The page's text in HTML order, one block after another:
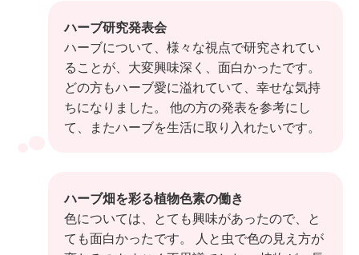
ハーブ研究発表会
ハーブについて、様々な視点で研究されてい
ることが、大変興味深く、面白かったです。
どの方もハーブ愛に溢れていて、幸せな気持
ちになりました。 他の方の発表を参考にし
て、またハーブを生活に取り入れたいです。
ハーブ畑を彩る植物色素の働き
色については、とても興味があったので、と
ても面白かったです。 人と虫で色の見え方が